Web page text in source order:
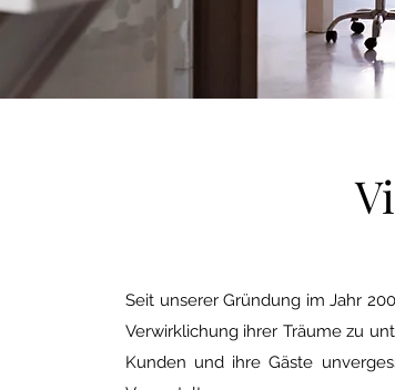
Seit unserer Gründung im Jahr
Verwirklichung ihrer Träume zu
Kunden und ihre Gäste